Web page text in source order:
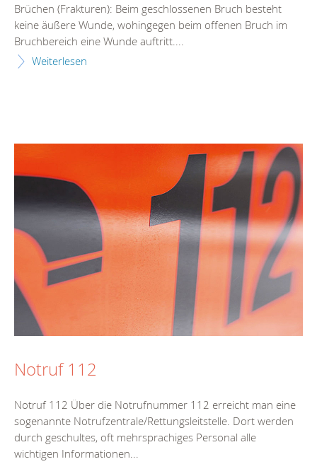
Brüchen (Frakturen): Beim geschlossenen Bruch besteht
keine äußere Wunde, wohingegen beim offenen Bruch im
Bruchbereich eine Wunde auftritt....
Weiterlesen
Notruf 112
Notruf 112 Über die Notrufnummer 112 erreicht man eine
sogenannte Notrufzentrale/Rettungsleitstelle. Dort werden
durch geschultes, oft mehrsprachiges Personal alle
wichtigen Informationen...